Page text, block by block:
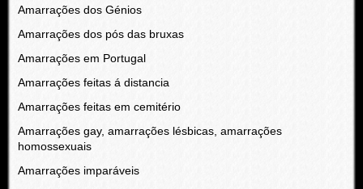
Amarrações dos Génios
Amarrações dos pós das bruxas
Amarrações em Portugal
Amarrações feitas á distancia
Amarrações feitas em cemitério
Amarrações gay, amarrações lésbicas, amarrações
homossexuais
Amarrações imparáveis